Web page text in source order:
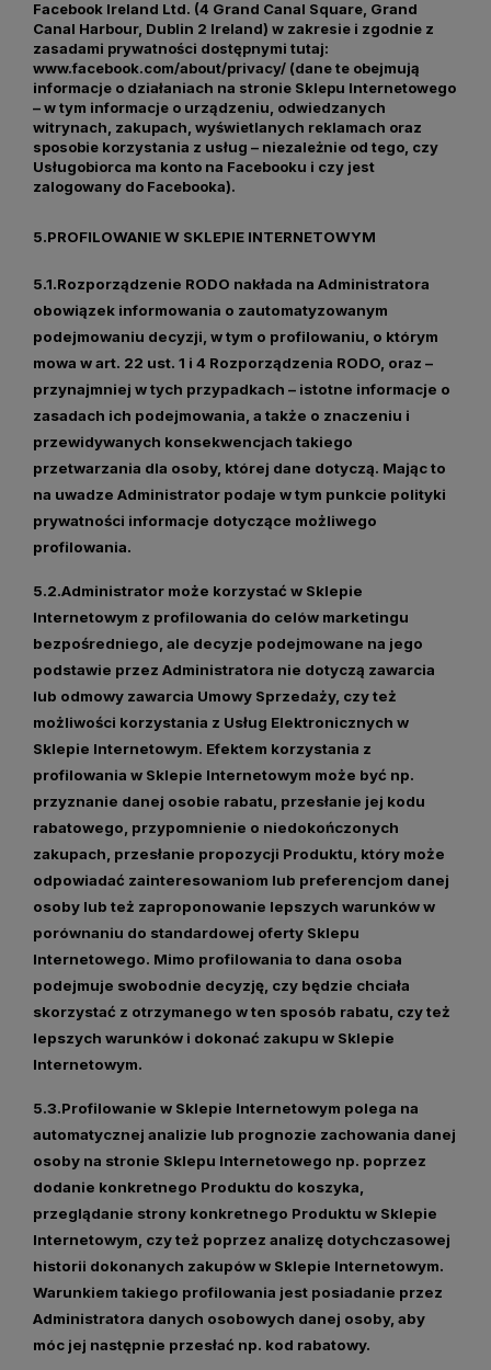
Facebook Ireland Ltd. (4 Grand Canal Square, Grand
Canal Harbour, Dublin 2 Ireland) w zakresie i zgodnie z
zasadami prywatności dostępnymi tutaj:
www.facebook.com/about/privacy/ (dane te obejmują
informacje o działaniach na stronie Sklepu Internetowego
– w tym informacje o urządzeniu, odwiedzanych
witrynach, zakupach, wyświetlanych reklamach oraz
sposobie korzystania z usług – niezależnie od tego, czy
Usługobiorca ma konto na Facebooku i czy jest
zalogowany do Facebooka).
5.PROFILOWANIE W SKLEPIE INTERNETOWYM
5.1.Rozporządzenie RODO nakłada na Administratora
obowiązek informowania o zautomatyzowanym
podejmowaniu decyzji, w tym o profilowaniu, o którym
mowa w art. 22 ust. 1 i 4 Rozporządzenia RODO, oraz –
przynajmniej w tych przypadkach – istotne informacje o
zasadach ich podejmowania, a także o znaczeniu i
przewidywanych konsekwencjach takiego
przetwarzania dla osoby, której dane dotyczą. Mając to
na uwadze Administrator podaje w tym punkcie polityki
prywatności informacje dotyczące możliwego
profilowania.
5.2.Administrator może korzystać w Sklepie
Internetowym z profilowania do celów marketingu
bezpośredniego, ale decyzje podejmowane na jego
podstawie przez Administratora nie dotyczą zawarcia
lub odmowy zawarcia Umowy Sprzedaży, czy też
możliwości korzystania z Usług Elektronicznych w
Sklepie Internetowym. Efektem korzystania z
profilowania w Sklepie Internetowym może być np.
przyznanie danej osobie rabatu, przesłanie jej kodu
rabatowego, przypomnienie o niedokończonych
zakupach, przesłanie propozycji Produktu, który może
odpowiadać zainteresowaniom lub preferencjom danej
osoby lub też zaproponowanie lepszych warunków w
porównaniu do standardowej oferty Sklepu
Internetowego. Mimo profilowania to dana osoba
podejmuje swobodnie decyzję, czy będzie chciała
skorzystać z otrzymanego w ten sposób rabatu, czy też
lepszych warunków i dokonać zakupu w Sklepie
Internetowym.
5.3.Profilowanie w Sklepie Internetowym polega na
automatycznej analizie lub prognozie zachowania danej
osoby na stronie Sklepu Internetowego np. poprzez
dodanie konkretnego Produktu do koszyka,
przeglądanie strony konkretnego Produktu w Sklepie
Internetowym, czy też poprzez analizę dotychczasowej
historii dokonanych zakupów w Sklepie Internetowym.
Warunkiem takiego profilowania jest posiadanie przez
Administratora danych osobowych danej osoby, aby
móc jej następnie przesłać np. kod rabatowy.